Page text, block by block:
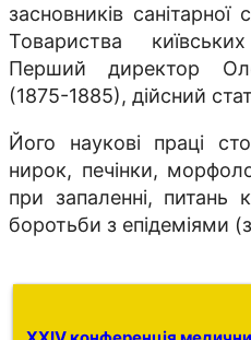
засновників
Товариства
Перший директор
(1875-1885), дійсний
Його наукові праці
нирок, печінки,
при запаленні, питань
боротьби з епідеміями